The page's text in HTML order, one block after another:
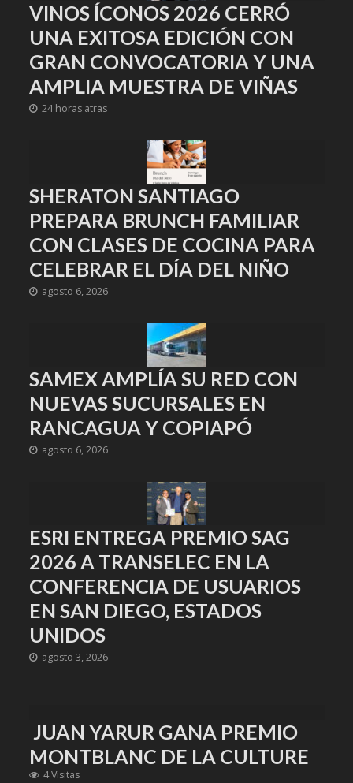
VINOS ÍCONOS 2026 CERRÓ
UNA EXITOSA EDICIÓN CON
GRAN CONVOCATORIA Y UNA
AMPLIA MUESTRA DE VIÑAS
24 horas atras
SHERATON SANTIAGO
PREPARA BRUNCH FAMILIAR
CON CLASES DE COCINA PARA
CELEBRAR EL DÍA DEL NIÑO
agosto 6, 2026
SAMEX AMPLÍA SU RED CON
NUEVAS SUCURSALES EN
RANCAGUA Y COPIAPÓ
agosto 6, 2026
ESRI ENTREGA PREMIO SAG
2026 A TRANSELEC EN LA
CONFERENCIA DE USUARIOS
EN SAN DIEGO, ESTADOS
UNIDOS
agosto 3, 2026
JUAN YARUR GANA PREMIO
MONTBLANC DE LA CULTURE
4 Visitas